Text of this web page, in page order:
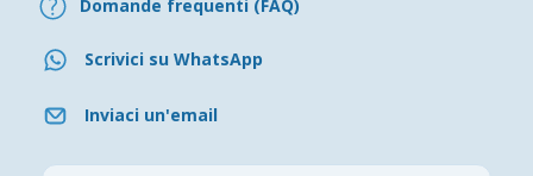
Domande frequenti (FAQ)
Scrivici su WhatsApp
Inviaci un'email